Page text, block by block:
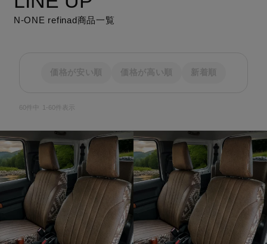
N-ONE refinad商品一覧
価格が安い順 価格が高い順 新着順
60 件中 - 60 件表示